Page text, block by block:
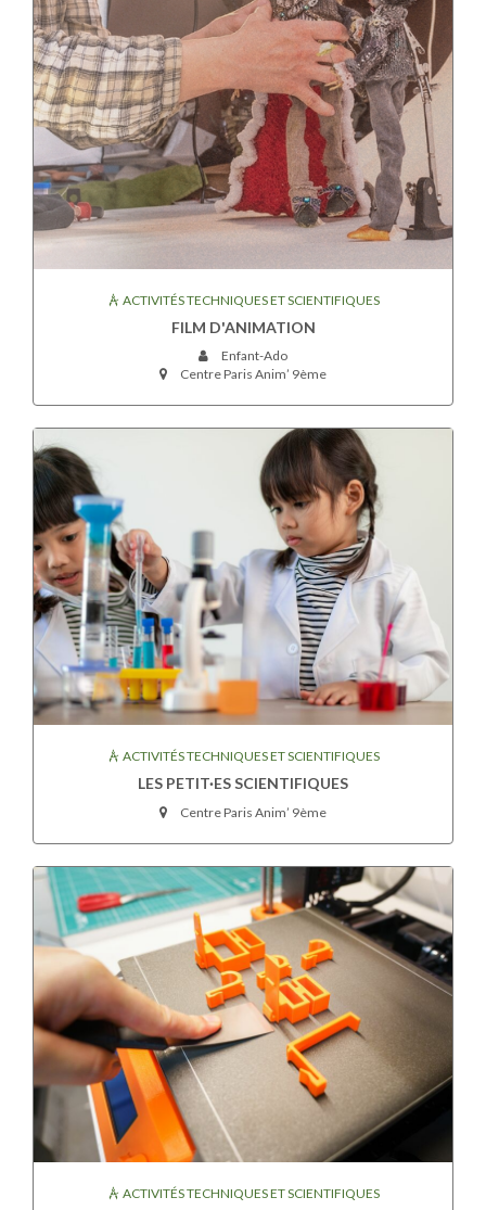
ACTIVITÉS TECHNIQUES ET SCIENTIFIQUES
FILM D'ANIMATION
Enfant-Ado
Centre Paris Anim’ 9ème
ACTIVITÉS TECHNIQUES ET SCIENTIFIQUES
LES PETIT·ES SCIENTIFIQUES
Centre Paris Anim’ 9ème
ACTIVITÉS TECHNIQUES ET SCIENTIFIQUES